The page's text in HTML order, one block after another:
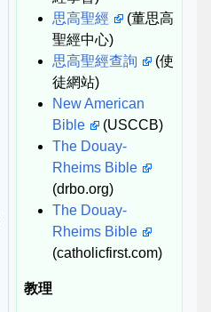
思高聖經
(董思高
聖經中心)
思高聖經查詢
(使
徒網站)
New American
Bible
(USCCB)
The Douay-
Rheims Bible
(drbo.org)
The Douay-
Rheims Bible
(catholicfirst.com)
教理